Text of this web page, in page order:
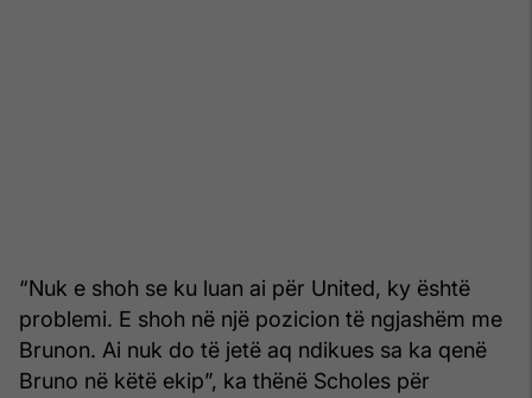
“Nuk e shoh se ku luan ai për United, ky është
problemi. E shoh në një pozicion të ngjashëm me
Brunon. Ai nuk do të jetë aq ndikues sa ka qenë
Bruno në këtë ekip”, ka thënë Scholes për